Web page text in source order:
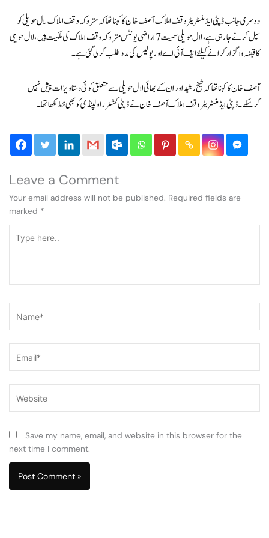
دوسری جانب ڈپٹی ایڈمنسٹریٹر وقف املاک آصف خان کا کہنا تھا کہ متروکہ وقف املاک لال حویلی کو
سیل کرنے جا رہی ہے، لال حویلی سمیت 7 اراضی یونٹس متروکہ وقف املاک کی ملکیت ہیں، لال حویلی
کا قبضہ واگزار کرانے کیلئے ایف آئی اے اور پولیس کی مدد طلب کر لی گئی ہے۔
آصف خان کا کہنا تھا کہ شیخ رشید اور ان کے بھائی لال حویلی سے متعلق کوئی دستاویزات پیش نہیں
کرسکے۔ ڈپٹی ایڈمنسٹریٹر وقف املاک آصف خان نے ڈپٹی کمشنر راولپنڈی کو بھی خط لکھا تھا۔
Leave a Comment
Your email address will not be published. Required fields are
marked *
here..
Save my name, email, and website in this browser for the
next time I comment.